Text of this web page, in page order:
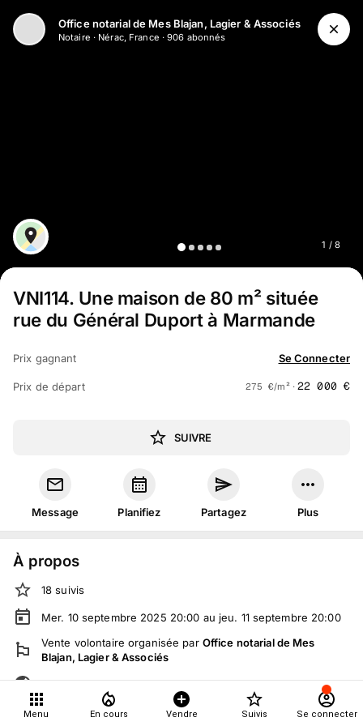
1 / 8
Office notarial de Mes Blajan, Lagier & Associés
Notaire · Nérac, France ·906 abonnés
VNI114. Une maison de 80 m² située
rue du Général Duport à Marmande
Prix gagnant Se Connecter
Prix de départ 275 €/m² ·22 000 €
SUIVRE
Message Planifiez Partagez Plus
À propos
18 suivis
Mer. 10 septembre 2025 20:00 au jeu. 11 septembre 20:00
Vente volontaire organisée par Office notarial de Mes
Blajan, Lagier & Associés
Tout le monde peut participer
Menu En cours Vendre Suivis Se connecter